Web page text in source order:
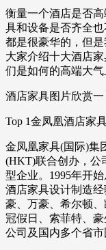
衡量一个酒店是否
具和设备是否齐全
都是很豪华的，但
大家介绍十大酒店
们是如何的高端大气
酒店家具图片欣赏一
Top 1金凤凰酒店家
金凤凰家具(国际)集
(HKT)联合创办，公
型企业。1995年开
酒店家具设计制造
豪、万豪、希尔顿
冠假日、索菲特、
公司及国内多个省市